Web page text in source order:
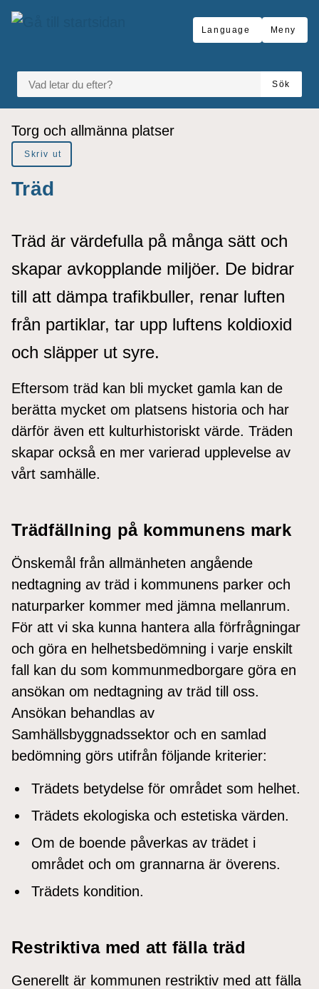
Gå till innehåll
till sidomeny
Language Meny
VAD LETAR DU EFTER?
Sök
Du är här:
Torg och allmänna platser
Skriv ut
Träd
Träd är värdefulla på många sätt och
skapar avkopplande miljöer. De bidrar
till att dämpa trafikbuller, renar luften
från partiklar, tar upp luftens koldioxid
och släpper ut syre.
Eftersom träd kan bli mycket gamla kan de
berätta mycket om platsens historia och har
därför även ett kulturhistoriskt värde. Träden
skapar också en mer varierad upplevelse av
vårt samhälle.
Trädfällning på kommunens mark
Önskemål från allmänheten angående
nedtagning av träd i kommunens parker och
naturparker kommer med jämna mellanrum.
För att vi ska kunna hantera alla förfrågningar
och göra en helhetsbedömning i varje enskilt
fall kan du som kommunmedborgare göra en
ansökan om nedtagning av träd till oss.
Ansökan behandlas av
Samhällsbyggnadssektor och en samlad
bedömning görs utifrån följande kriterier:
Trädets betydelse för området som helhet.
Trädets ekologiska och estetiska värden.
Om de boende påverkas av trädet i
området och om grannarna är överens.
Trädets kondition.
Restriktiva med att fälla träd
Generellt är kommunen restriktiv med att fälla